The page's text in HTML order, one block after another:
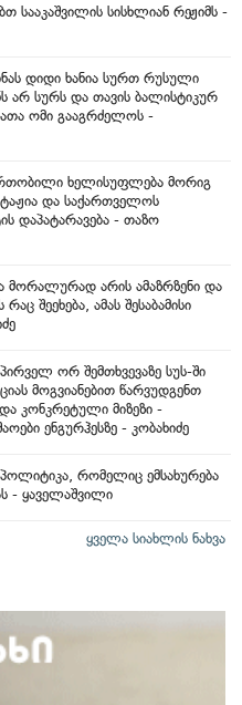
სააკაშვილის სისხლიან რეჟიმს -
დიდი ხანია სურთ რუსული
არ სურს და თავის ბალისტიკურ
ომი გააგრძელოს -
ხელისუფლება მორიგ
და საქართველოს
დაპატარავება - თაზო
მორალურად არის ამაზრზენი და
შეეხება, ამას შესაბამისი
ორ შემთხვევაზე სუს-ში
მოგვიანებით წარვუდგენთ
კონკრეტული მიზეზი -
ენგურჰესზე - კობახიძე
პოლიტიკა, რომელიც ემსახურება
- ყაველაშვილი
ყველა სიახლის ნახვა